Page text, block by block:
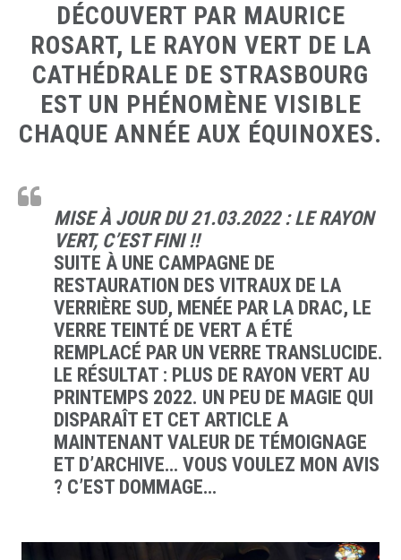
DÉCOUVERT PAR MAURICE
ROSART, LE RAYON VERT DE LA
CATHÉDRALE DE STRASBOURG
EST UN PHÉNOMÈNE VISIBLE
CHAQUE ANNÉE AUX ÉQUINOXES.
MISE À JOUR DU 21.03.2022 : LE RAYON
VERT, C’EST FINI !!
SUITE À UNE CAMPAGNE DE
RESTAURATION DES VITRAUX DE LA
VERRIÈRE SUD, MENÉE PAR LA DRAC, LE
VERRE TEINTÉ DE VERT A ÉTÉ
REMPLACÉ PAR UN VERRE TRANSLUCIDE.
LE RÉSULTAT : PLUS DE RAYON VERT AU
PRINTEMPS 2022. UN PEU DE MAGIE QUI
DISPARAÎT ET CET ARTICLE A
MAINTENANT VALEUR DE TÉMOIGNAGE
ET D’ARCHIVE… VOUS VOULEZ MON AVIS
? C’EST DOMMAGE…